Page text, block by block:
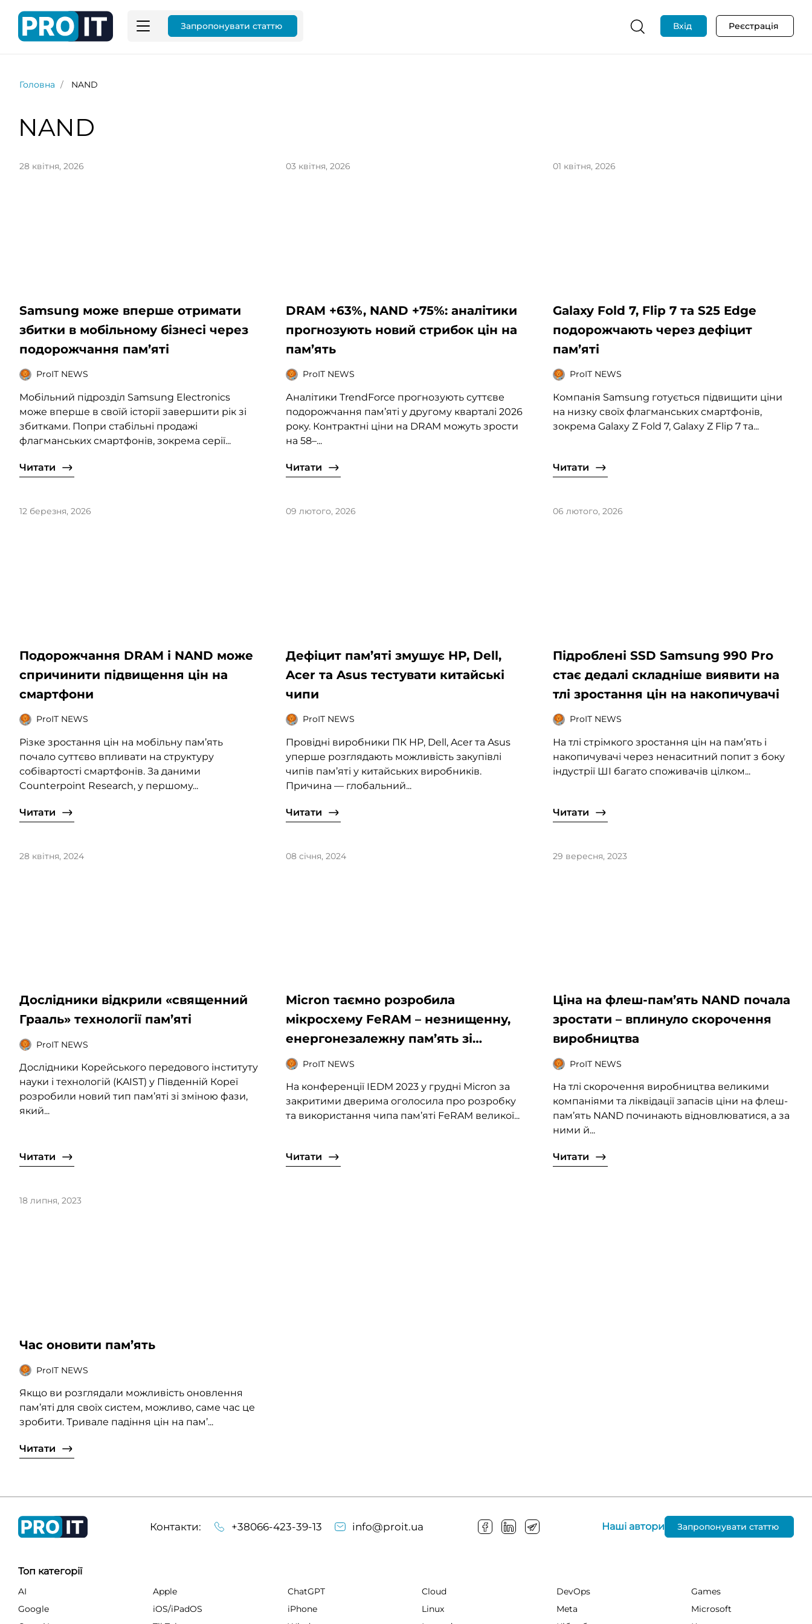
Запропонувати статтю Вхід Реєстрація
Головна NAND
NAND
28 квітня, 2026
Samsung може вперше отримати
збитки в мобільному бізнесі через
подорожчання пам’яті
ProIT NEWS
Мобільний підрозділ Samsung Electronics
може вперше в своїй історії завершити рік зі
збитками. Попри стабільні продажі
флагманських смартфонів, зокрема серії...
Читати
03 квітня, 2026
DRAM +63%, NAND +75%: аналітики
прогнозують новий стрибок цін на
пам’ять
ProIT NEWS
Аналітики TrendForce прогнозують суттєве
подорожчання пам’яті у другому кварталі 2026
року. Контрактні ціни на DRAM можуть зрости
на 58–...
Читати
01 квітня, 2026
Galaxy Fold 7, Flip 7 та S25 Edge
подорожчають через дефіцит
пам’яті
ProIT NEWS
Компанія Samsung готується підвищити ціни
на низку своїх флагманських смартфонів,
зокрема Galaxy Z Fold 7, Galaxy Z Flip 7 та...
Читати
12 березня, 2026
Подорожчання DRAM і NAND може
спричинити підвищення цін на
смартфони
ProIT NEWS
Різке зростання цін на мобільну пам’ять
почало суттєво впливати на структуру
собівартості смартфонів. За даними
Counterpoint Research, у першому...
Читати
09 лютого, 2026
Дефіцит пам’яті змушує HP, Dell,
Acer та Asus тестувати китайські
чипи
ProIT NEWS
Провідні виробники ПК HP, Dell, Acer та Asus
уперше розглядають можливість закупівлі
чипів пам’яті у китайських виробників.
Причина — глобальний...
Читати
06 лютого, 2026
Підроблені SSD Samsung 990 Pro
стає дедалі складніше виявити на
тлі зростання цін на накопичувачі
ProIT NEWS
На тлі стрімкого зростання цін на пам’ять і
накопичувачі через ненаситний попит з боку
індустрії ШІ багато споживачів цілком...
Читати
28 квітня, 2024
Дослідники відкрили «священний
Грааль» технології пам’яті
ProIT NEWS
Дослідники Корейського передового інституту
науки і технологій (KAIST) у Південній Кореї
розробили новий тип пам’яті зі зміною фази,
який...
Читати
08 січня, 2024
Micron таємно розробила
мікросхему FeRAM – незнищенну,
енергонезалежну пам’ять зі
швидкістю DRAM
ProIT NEWS
На конференції IEDM 2023 у грудні Micron за
закритими дверима оголосила про розробку
та використання чипа пам’яті FeRAM великої...
Читати
29 вересня, 2023
Ціна на флеш-пам’ять NAND почала
зростати – вплинуло скорочення
виробництва
ProIT NEWS
На тлі скорочення виробництва великими
компаніями та ліквідації запасів ціни на флеш-
пам’ять NAND починають відновлюватися, а за
ними й...
Читати
18 липня, 2023
Час оновити пам’ять
ProIT NEWS
Якщо ви розглядали можливість оновлення
пам’яті для своїх систем, можливо, саме час це
зробити. Тривале падіння цін на пам’...
Читати
Контакти: +38066-423-39-13 info@proit.ua Наші автори Запропонувати статтю
Топ категорії
AI Apple ChatGPT Cloud DevOps
Games
Google
iOS/iPadOS iPhone Linux Meta
Microsoft